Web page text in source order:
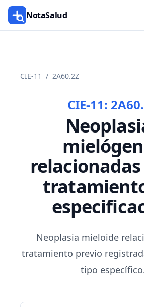
NotaSalud
CIE-11 / 2A60.2Z
CIE-11:
Neoplasia mieloide
tratamiento previo
tipo